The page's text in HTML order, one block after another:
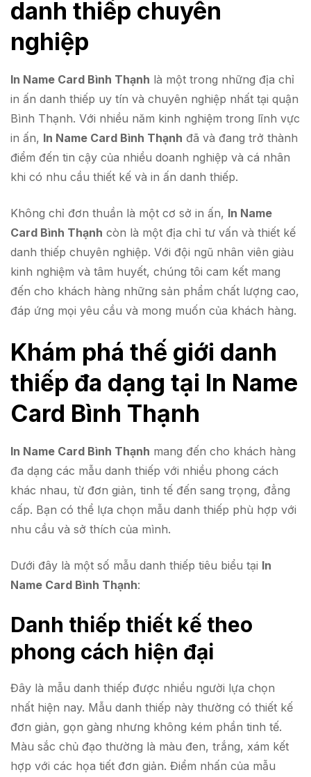
danh thiếp chuyên
nghiệp
In Name Card Bình Thạnh là một trong những địa chỉ
in ấn danh thiếp uy tín và chuyên nghiệp nhất tại quận
Bình Thạnh. Với nhiều năm kinh nghiệm trong lĩnh vực
in ấn, In Name Card Bình Thạnh đã và đang trở thành
điểm đến tin cậy của nhiều doanh nghiệp và cá nhân
khi có nhu cầu thiết kế và in ấn danh thiếp.
Không chỉ đơn thuần là một cơ sở in ấn, In Name
Card Bình Thạnh còn là một địa chỉ tư vấn và thiết kế
danh thiếp chuyên nghiệp. Với đội ngũ nhân viên giàu
kinh nghiệm và tâm huyết, chúng tôi cam kết mang
đến cho khách hàng những sản phẩm chất lượng cao,
đáp ứng mọi yêu cầu và mong muốn của khách hàng.
Khám phá thế giới danh
thiếp đa dạng tại In Name
Card Bình Thạnh
In Name Card Bình Thạnh mang đến cho khách hàng
đa dạng các mẫu danh thiếp với nhiều phong cách
khác nhau, từ đơn giản, tinh tế đến sang trọng, đẳng
cấp. Bạn có thể lựa chọn mẫu danh thiếp phù hợp với
nhu cầu và sở thích của mình.
Dưới đây là một số mẫu danh thiếp tiêu biểu tại In
Name Card Bình Thạnh:
Danh thiếp thiết kế theo
phong cách hiện đại
Đây là mẫu danh thiếp được nhiều người lựa chọn
nhất hiện nay. Mẫu danh thiếp này thường có thiết kế
đơn giản, gọn gàng nhưng không kém phần tinh tế.
Màu sắc chủ đạo thường là màu đen, trắng, xám kết
hợp với các họa tiết đơn giản. Điểm nhấn của mẫu